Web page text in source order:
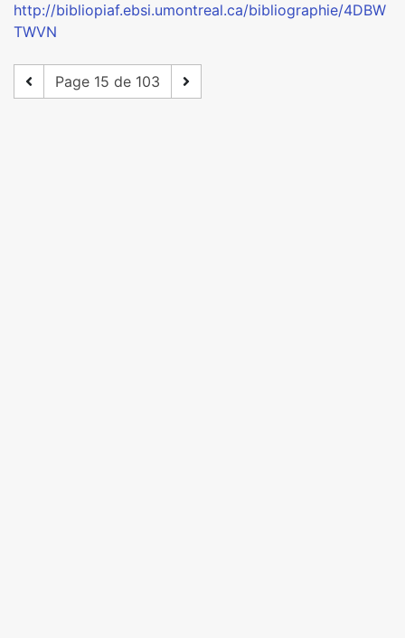
http://bibliopiaf.ebsi.umontreal.ca/bibliographie/4DBW
TWVN
Page 15 de 103